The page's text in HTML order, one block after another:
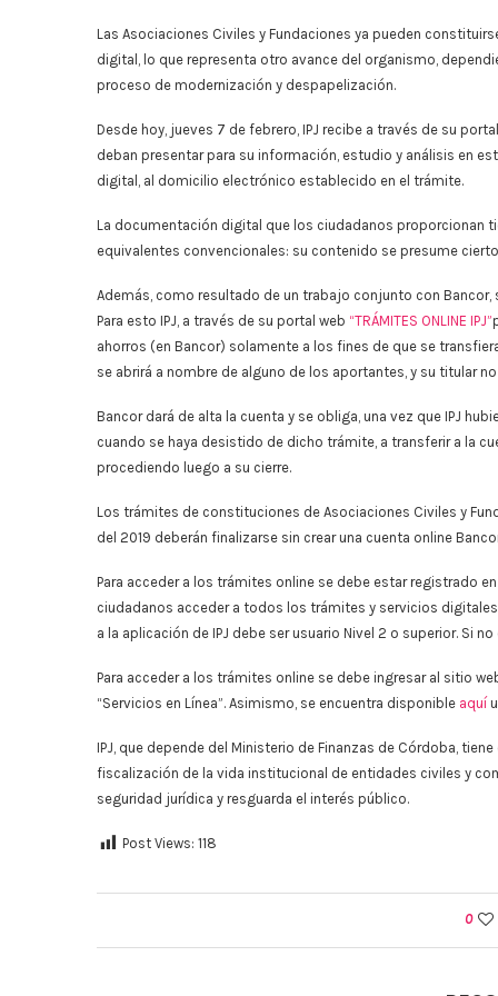
Las Asociaciones Civiles y Fundaciones ya pueden
digital, lo que representa otro avance del organismo,
proceso de modernización y despapelización.
Desde hoy, jueves 7 de febrero, IPJ recibe a través de su
deban presentar para su información, estudio y análisis en
digital, al domicilio electrónico establecido en el trámite.
La documentación digital que los ciudadanos proporcionan
equivalentes convencionales: su contenido se presume
Además, como resultado de un trabajo conjunto con
Para esto IPJ, a través de su portal web “TRÁMITES ONLINE IPJ”
ahorros (en Bancor) solamente a los fines de que se
se abrirá a nombre de alguno de los aportantes, y su titular
Bancor dará de alta la cuenta y se obliga, una vez que IPJ
cuando se haya desistido de dicho trámite, a transferir a la
procediendo luego a su cierre.
Los trámites de constituciones de Asociaciones Civiles y
del 2019 deberán finalizarse sin crear una cuenta online
Para acceder a los trámites online se debe estar registrado
ciudadanos acceder a todos los trámites y servicios
a la aplicación de IPJ debe ser usuario Nivel 2 o superior. Si
Para acceder a los trámites online se debe ingresar al sitio
“Servicios en Línea”. Asimismo, se encuentra disponible aquí
IPJ, que depende del Ministerio de Finanzas de Córdoba,
fiscalización de la vida institucional de entidades civiles y
seguridad jurídica y resguarda el interés público.
Post Views: 118
0